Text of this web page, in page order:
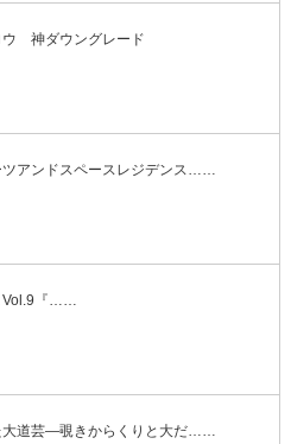
ウ 神ダウングレード
ツアンドスペースレジデンス……
Vol.9『……
大道芸―覗きからくりと大だ……